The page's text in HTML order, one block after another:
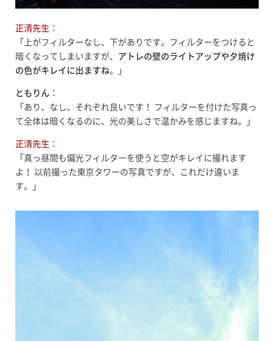
正清先生 ：
「上がフィルターなし、下がありです。フィルターをつけると
暗くなってしまいますが、 アトレの壁のライトアップや夕焼け
の色がキレイに出ますね。」
ともりん ：
「あり、なし、それぞれ良いです！ フィルターを付けた写真っ
て全体は暗くなるのに、光の美しさで温かみを感じますね。」
正清先生 ：
「真っ昼間も偏光フィルターを使うと空がキレイに撮れます
よ！ 以前撮った東京タワーの写真ですが、これだけ違いま
す。」